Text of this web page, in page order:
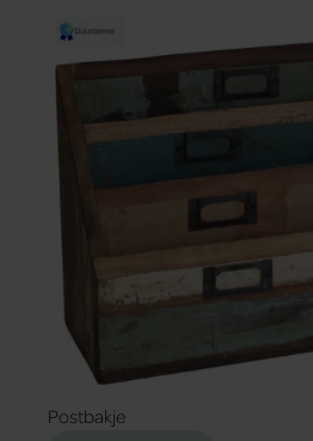
Postbakje